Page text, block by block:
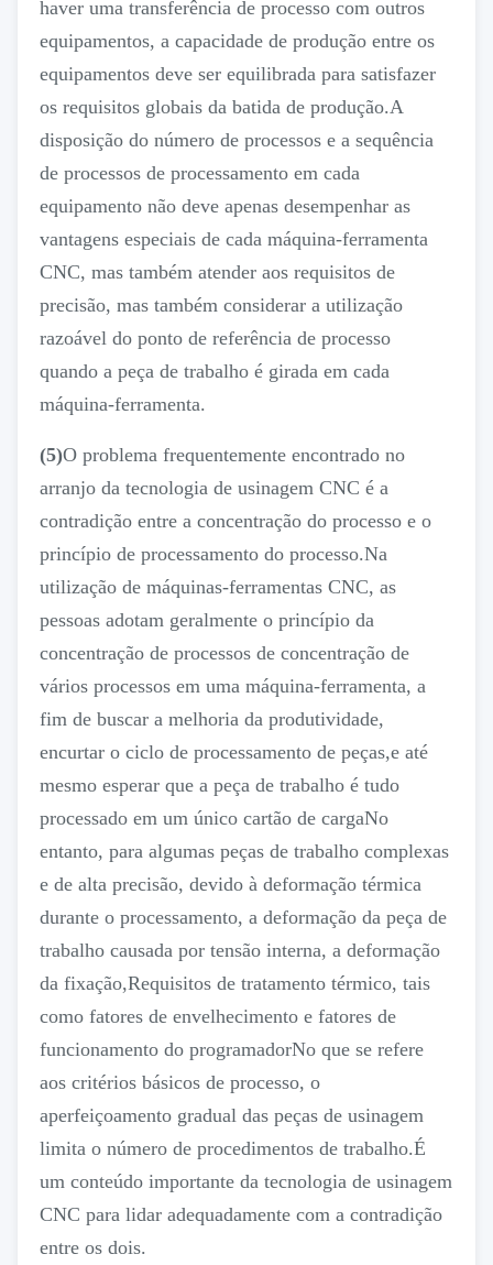
haver uma transferência de processo com outros
equipamentos, a capacidade de produção entre os
equipamentos deve ser equilibrada para satisfazer
os requisitos globais da batida de produção.A
disposição do número de processos e a sequência
de processos de processamento em cada
equipamento não deve apenas desempenhar as
vantagens especiais de cada máquina-ferramenta
CNC, mas também atender aos requisitos de
precisão, mas também considerar a utilização
razoável do ponto de referência de processo
quando a peça de trabalho é girada em cada
máquina-ferramenta.
(5)O problema frequentemente encontrado no
arranjo da tecnologia de usinagem CNC é a
contradição entre a concentração do processo e o
princípio de processamento do processo.Na
utilização de máquinas-ferramentas CNC, as
pessoas adotam geralmente o princípio da
concentração de processos de concentração de
vários processos em uma máquina-ferramenta, a
fim de buscar a melhoria da produtividade,
encurtar o ciclo de processamento de peças,e até
mesmo esperar que a peça de trabalho é tudo
processado em um único cartão de cargaNo
entanto, para algumas peças de trabalho complexas
e de alta precisão, devido à deformação térmica
durante o processamento, a deformação da peça de
trabalho causada por tensão interna, a deformação
da fixação,Requisitos de tratamento térmico, tais
como fatores de envelhecimento e fatores de
funcionamento do programadorNo que se refere
aos critérios básicos de processo, o
aperfeiçoamento gradual das peças de usinagem
limita o número de procedimentos de trabalho.É
um conteúdo importante da tecnologia de usinagem
CNC para lidar adequadamente com a contradição
entre os dois.